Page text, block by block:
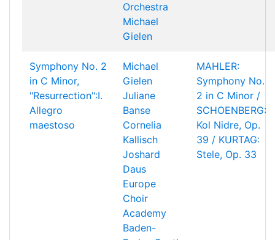
Orchestra
Michael
Gielen
Symphony No. 2
in C Minor,
"Resurrection":I.
Allegro
maestoso
Michael
Gielen
Juliane
Banse
Cornelia
Kallisch
Joshard
Daus
Europe
Choir
Academy
Baden-
MAHLER:
Symphony No.
2 in C Minor /
SCHOENBERG:
Kol Nidre, Op.
39 / KURTAG:
Stele, Op. 33